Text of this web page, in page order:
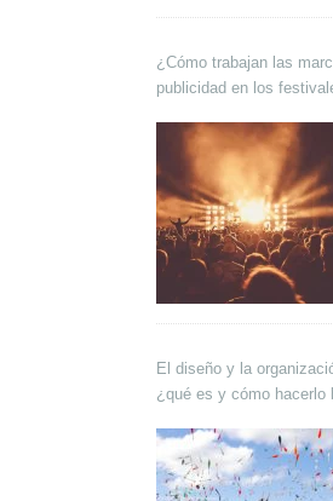
¿Cómo trabajan las
publicidad en los
El diseño y la
¿qué es y cómo hacerlo